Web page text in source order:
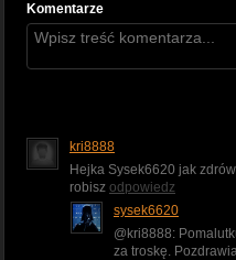
Komentarze
kri8888
Hejka Sysek6620 jak
robisz odpowiedz
sysek6620
@kri8888:
za troskę.